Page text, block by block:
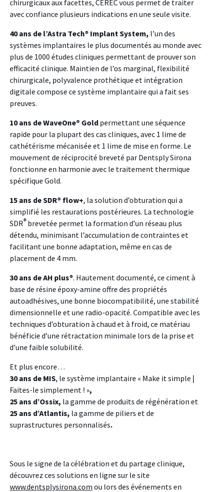
chirurgicaux aux facettes, CEREC vous permet de traiter
avec confiance plusieurs indications en une seule visite.
40 ans de l’Astra Tech® Implant System, l’un des
systèmes implantaires le plus documentés au monde avec
plus de 1000 études cliniques permettant de prouver son
efficacité clinique. Maintien de l’os marginal, flexibilité
chirurgicale, polyvalence prothétique et intégration
digitale compose ce système implantaire qui a fait ses
preuves.
10 ans de WaveOne® Gold permettant une séquence
rapide pour la plupart des cas cliniques, avec 1 lime de
cathétérisme mécanisée et 1 lime de mise en forme. Le
mouvement de réciprocité breveté par Dentsply Sirona
fonctionne en harmonie avec le traitement thermique
spécifique Gold.
15 ans de SDR® flow+, la solution d’obturation qui a
simplifié les restaurations postérieures. La technologie
SDR® brevetée permet la formation d’un réseau plus
détendu, minimisant l’accumulation de contraintes et
facilitant une bonne adaptation, même en cas de
placement de 4 mm.
30 ans de AH plus®. Hautement documenté, ce ciment à
base de résine époxy-amine offre des propriétés
autoadhésives, une bonne biocompatibilité, une stabilité
dimensionnelle et une radio-opacité. Compatible avec les
techniques d’obturation à chaud et à froid, ce matériau
bénéficie d’une rétractation minimale lors de la prise et
d’une faible solubilité.
Et plus encore…
30 ans de MIS, le système implantaire « Make it simple |
Faites-le simplement ! »,
25 ans d’Ossix, la gamme de produits de régénération et
25 ans d’Atlantis, la gamme de piliers et de
suprastructures personnalisés.
Sous le signe de la célébration et du partage clinique,
découvrez ces solutions en ligne sur le site
www.dentsplysirona.com ou lors des événements en